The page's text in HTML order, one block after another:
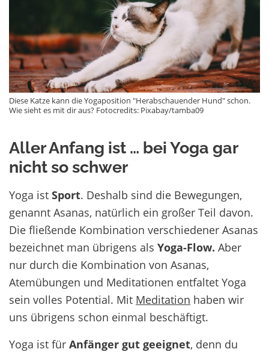
Diese Katze kann die Yogaposition "Herabschauender Hund" schon.
Wie sieht es mit dir aus? Fotocredits: Pixabay/tamba09
Aller Anfang ist … bei Yoga gar
nicht so schwer
Yoga ist Sport. Deshalb sind die Bewegungen,
genannt Asanas, natürlich ein großer Teil davon.
Die fließende Kombination verschiedener Asanas
bezeichnet man übrigens als Yoga-Flow. Aber
nur durch die Kombination von Asanas,
Atemübungen und Meditationen entfaltet Yoga
sein volles Potential. Mit Meditation haben wir
uns übrigens schon einmal beschäftigt.
Yoga ist für Anfänger gut geeignet, denn du